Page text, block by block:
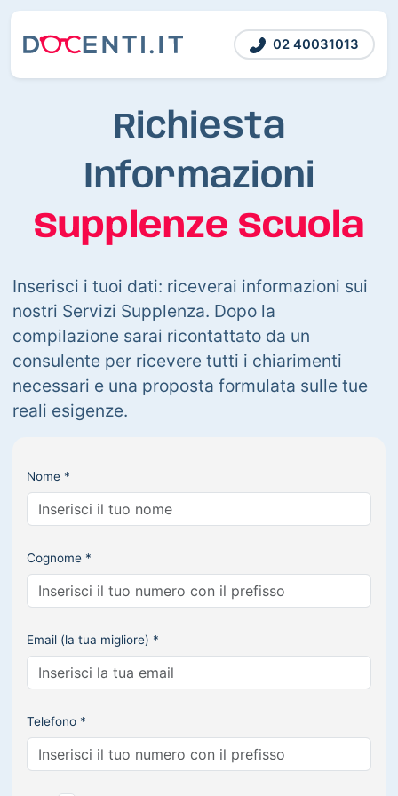
02 40031013
Richiesta
Informazioni
Supplenze Scuola
Inserisci i tuoi dati: riceverai informazioni sui
nostri Servizi Supplenza. Dopo la
compilazione sarai ricontattato da un
consulente per ricevere tutti i chiarimenti
necessari e una proposta formulata sulle tue
reali esigenze.
Nome *
Cognome *
Email (la tua migliore) *
Telefono *